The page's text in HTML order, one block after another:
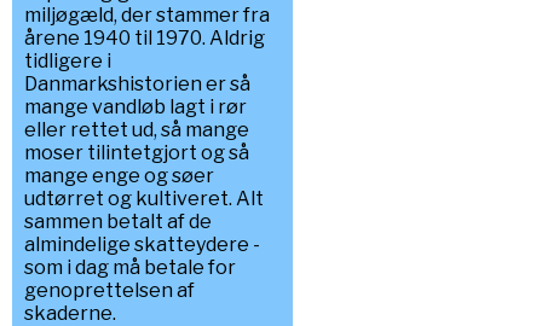
miljøgæld, der stammer fra
årene 1940 til 1970. Aldrig
tidligere i
Danmarkshistorien er så
mange vandløb lagt i rør
eller rettet ud, så mange
moser tilintetgjort og så
mange enge og søer
udtørret og kultiveret. Alt
sammen betalt af de
almindelige skatteydere -
som i dag må betale for
genoprettelsen af
skaderne.